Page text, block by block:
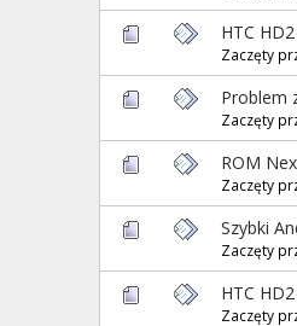
HTC HD2
Zaczęty
Problem
Zaczęty
ROM
Zaczęty
Szybki
Zaczęty
HTC
Zaczęty